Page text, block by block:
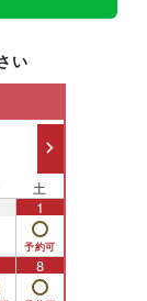
い
土
1
8